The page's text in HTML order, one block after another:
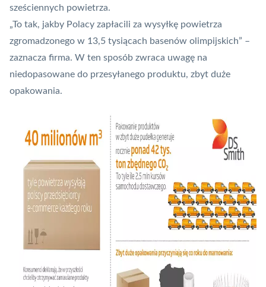
sześciennych powietrza.
„To tak, jakby Polacy zapłacili za wysyłkę powietrza
zgromadzonego w 13,5 tysiącach basenów olimpijskich” –
zaznacza firma. W ten sposób zwraca uwagę na
niedopasowane do przesyłanego produktu, zbyt duże
opakowania.